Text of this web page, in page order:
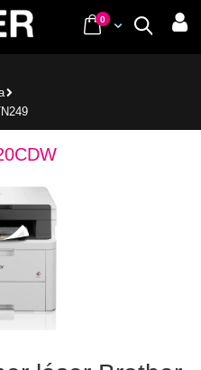
Buscar
Cart
0items